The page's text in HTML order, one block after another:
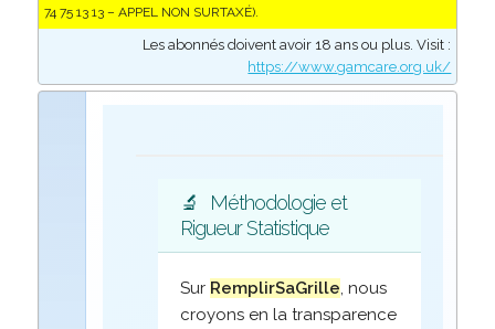
74 75 13 13 – APPEL NON SURTAXÉ).
Les abonnés doivent avoir 18 ans ou plus. Visit :
https://www.gamcare.org.uk/
🔬
Méthodologie et
Rigueur Statistique
Sur RemplirSaGrille, nous
croyons en la transparence